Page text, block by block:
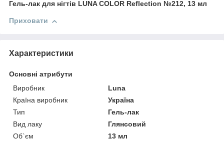
Гель-лак для нігтів LUNA COLOR Reflection №212, 13 мл
Приховати
Характеристики
Основні атрибути
Виробник
Luna
Країна виробник
Україна
Тип
Гель-лак
Вид лаку
Глянсовий
Об`єм
13 мл